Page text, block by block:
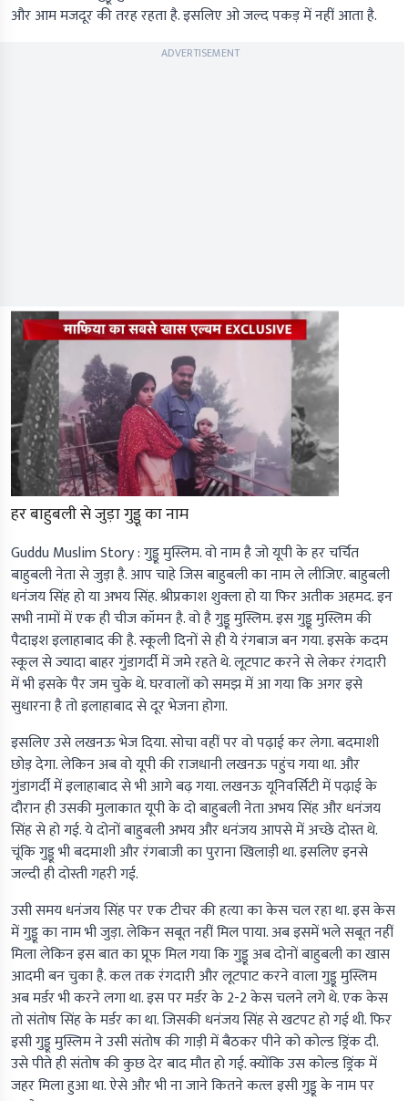
और आम मजदूर की तरह रहता है. इसलिए ओ जल्द पकड़ में नहीं आता है.
ADVERTISEMENT
हर बाहुबली से जुड़ा गुड्डू का नाम
Guddu Muslim Story :गुड्डू मुस्लिम. वो नाम है जो यूपी के हर चर्चित
बाहुबली नेता से जुड़ा है. आप चाहे जिस बाहुबली का नाम ले लीजिए. बाहुबली
धनंजय सिंह हो या अभय सिंह. श्रीप्रकाश शुक्ला हो या फिर अतीक अहमद. इन
सभी नामों में एक ही चीज कॉमन है. वो है गुड्डू मुस्लिम. इस गुड्डू मुस्लिम की
पैदाइश इलाहाबाद की है. स्कूली दिनों से ही ये रंगबाज बन गया. इसके कदम
स्कूल से ज्यादा बाहर गुंडागर्दी में जमे रहते थे. लूटपाट करने से लेकर रंगदारी
में भी इसके पैर जम चुके थे. घरवालों को समझ में आ गया कि अगर इसे
सुधारना है तो इलाहाबाद से दूर भेजना होगा.
इसलिए उसे लखनऊ भेज दिया. सोचा वहीं पर वो पढ़ाई कर लेगा. बदमाशी
छोड़ देगा. लेकिन अब वो यूपी की राजधानी लखनऊ पहुंच गया था. और
गुंडागर्दी में इलाहाबाद से भी आगे बढ़ गया. लखनऊ यूनिवर्सिटी में पढ़ाई के
दौरान ही उसकी मुलाकात यूपी के दो बाहुबली नेता अभय सिंह और धनंजय
सिंह से हो गई. ये दोनों बाहुबली अभय और धनंजय आपसे में अच्छे दोस्त थे.
चूंकि गुड्डू भी बदमाशी और रंगबाजी का पुराना खिलाड़ी था. इसलिए इनसे
जल्दी ही दोस्ती गहरी गई.
उसी समय धनंजय सिंह पर एक टीचर की हत्या का केस चल रहा था. इस केस
में गुड्डू का नाम भी जुड़ा. लेकिन सबूत नहीं मिल पाया. अब इसमें भले सबूत नहीं
मिला लेकिन इस बात का प्रूफ मिल गया कि गुड्डू अब दोनों बाहुबली का खास
आदमी बन चुका है. कल तक रंगदारी और लूटपाट करने वाला गुड्डू मुस्लिम
अब मर्डर भी करने लगा था. इस पर मर्डर के 2-2 केस चलने लगे थे. एक केस
तो संतोष सिंह के मर्डर का था. जिसकी धनंजय सिंह से खटपट हो गई थी. फिर
इसी गुड्डू मुस्लिम ने उसी संतोष की गाड़ी में बैठकर पीने को कोल्ड ड्रिंक दी.
उसे पीते ही संतोष की कुछ देर बाद मौत हो गई. क्योंकि उस कोल्ड ड्रिंक में
जहर मिला हुआ था. ऐसे और भी ना जाने कितने कत्ल इसी गुड्डू के नाम पर